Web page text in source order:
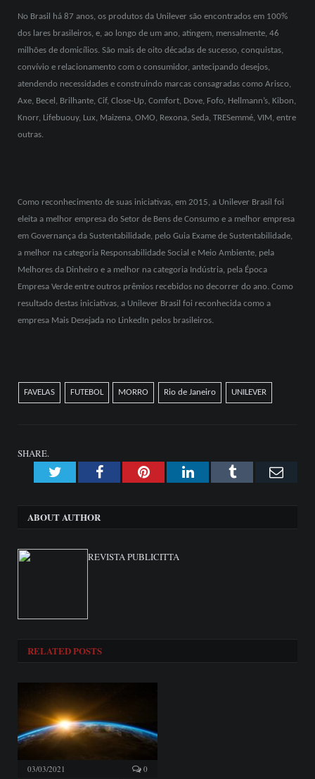
No Brasil há 87 anos, os produtos da Unilever são encontrados em 100%
dos lares brasileiros, e, ao longo de um ano, atingem, mensalmente, 46
milhões de domicílios. São mais de oito décadas de sucesso, conquistas,
convívio e relacionamento com o consumidor, antecipando desejos,
atendendo necessidades e construindo marcas consagradas como Arisco,
Axe, Becel, Brilhante, Cif, Close-Up, Comfort, Dove, Fofo, Hellmann’s, Kibon,
Knorr, Lifebuouy, Lux, Maizena, OMO, Rexona, Seda, TRESemmé, VIM, entre
outras.
Como reconhecimento de suas iniciativas, em 2015, a Unilever Brasil foi
eleita a melhor empresa do Setor de Bens de Consumo e a melhor empresa
em Governança da Sustentabilidade, pelo Guia Exame de Sustentabilidade,
a melhor na categoria Responsabilidade Social e Meio Ambiente, pela
Melhores da Dinheiro e a melhor na categoria Indústria, pela Época
Empresa Verde entre outros prêmios recebidos no decorrer do ano. Como
resultado destas iniciativas, a Unilever Brasil foi reconhecida como a
empresa Mais Desejada no LinkedIn pelos brasileiros.
FAVELAS FUTEBOL MORRO Rio de Janeiro UNILEVER
SHARE.
TwitterFacebookPinterestLinkedInTumblr
ABOUT AUTHOR
REVISTA PUBLICITTA
RELATEDPOSTS
03/03/2021 0